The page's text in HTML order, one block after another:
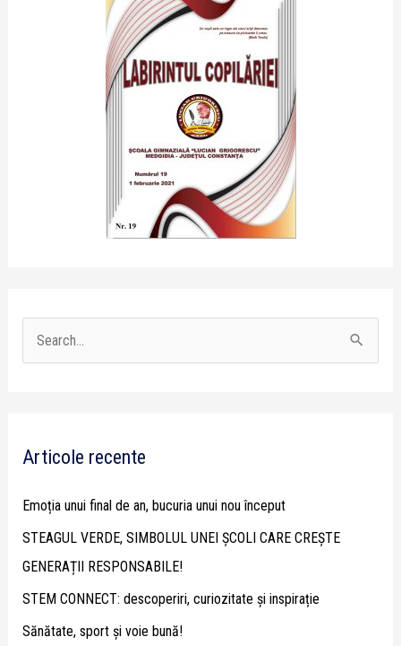
c
o
r
:
Articole recente
Emoția unui final de an, bucuria unui nou început
STEAGUL VERDE, SIMBOLUL UNEI ȘCOLI CARE CREȘTE
GENERAȚII RESPONSABILE!
STEM CONNECT: descoperiri, curiozitate și inspirație
Sănătate, sport și voie bună!